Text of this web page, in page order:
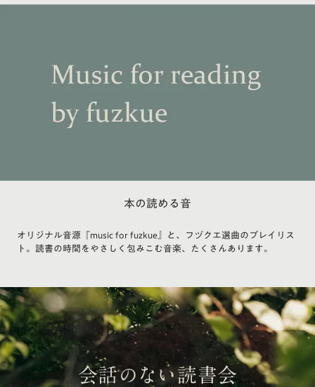
本の読める音
オリジナル音源『music for fuzkue』と、フヅクエ選曲のプレイリス
ト。読書の時間をやさしく包みこむ音楽、たくさんあります。